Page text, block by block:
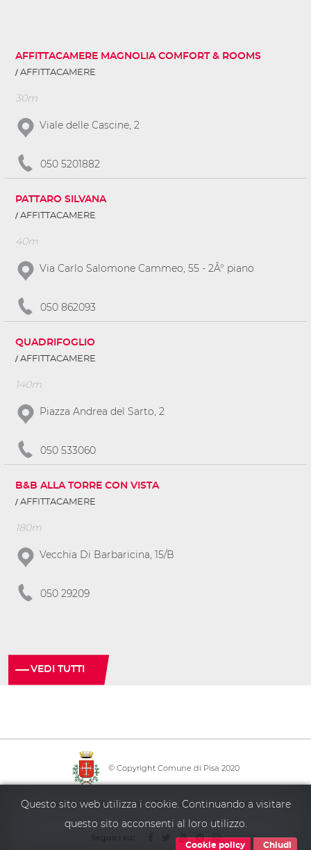
AFFITTACAMERE MAGNOLIA COMFORT & ROOMS
AFFITTACAMERE
30m
Viale delle Cascine, 2
050 5201882
PATTARO SILVANA
AFFITTACAMERE
40m
Via Carlo Salomone Cammeo, 55 - 2Â° piano
050 862093
QUADRIFOGLIO
AFFITTACAMERE
140m
Piazza Andrea del Sarto, 2
050 533060
B&B ALLA TORRE CON VISTA
AFFITTACAMERE
180m
Vecchia Di Barbaricina, 15/B
050 29209
VEDI TUTTI
© Copyright Comune di Pisa 2020
Info point·Policy privacy ·Mappa del sito·Accessibilità
Questo sito web utilizza i cookie. Continuando a visitare
questo sito acconsenti al loro utilizzo.
Cookie policy Chiudi